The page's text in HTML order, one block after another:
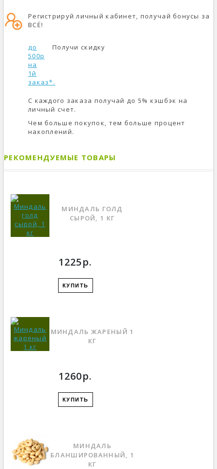
Регистрируй личный кабинет, получай бонусы за
ВСЁ!
Получи скидку
до
500р
на
1й
заказ*.
С каждого заказа получай до 5% кэшбэк на
личный счет.
Чем больше покупок, тем больше процент
накоплений.
РЕКОМЕНДУЕМЫЕ ТОВАРЫ
МИНДАЛЬ ГОЛД
СЫРОЙ, 1 КГ
1225р.
КУПИТЬ
МИНДАЛЬ ЖАРЕНЫЙ 1
КГ
1260р.
КУПИТЬ
МИНДАЛЬ
БЛАНШИРОВАННЫЙ, 1
КГ